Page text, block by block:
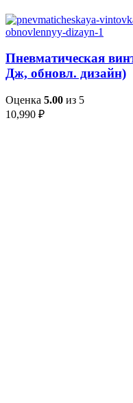
Пневматическая
Дж, обновл. дизайн)
Оценка 5.00 из 5
10,990 ₽